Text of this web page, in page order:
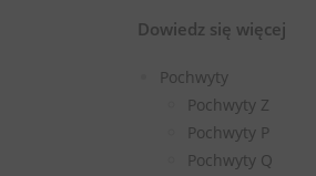
Dowiedz się więcej
Pochwyty
Pochwyty Z
Pochwyty P
Pochwyty Q